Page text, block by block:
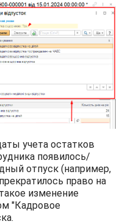
учета остатков
появилось/
отпуск (например,
право на
изменение
"Кадровое